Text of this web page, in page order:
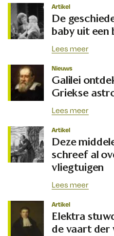
Artikel
De
baby uit een
Lees meer
Nieuws
Galilei
Griekse
Lees meer
Artikel
Deze
schreef al
vliegtuigen
Lees meer
Artikel
Elektra
de vaart der